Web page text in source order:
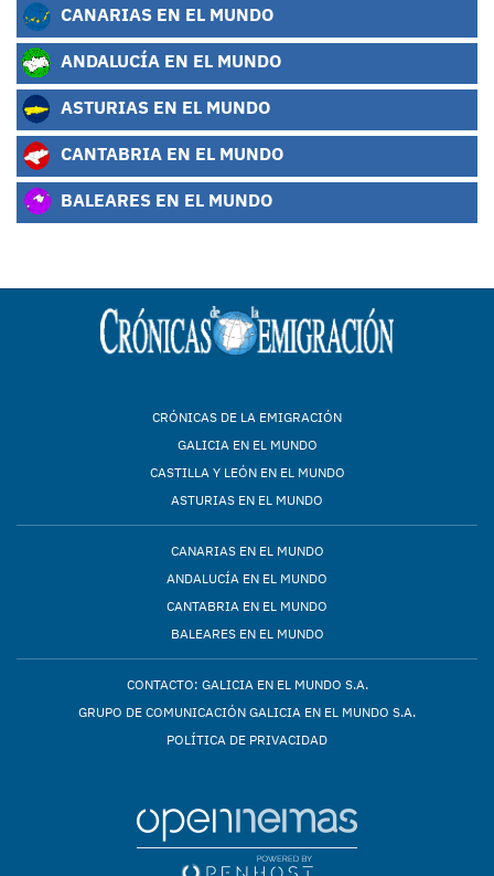
CANARIAS EN EL MUNDO
ANDALUCÍA EN EL MUNDO
ASTURIAS EN EL MUNDO
CANTABRIA EN EL MUNDO
BALEARES EN EL MUNDO
CRÓNICAS DE LA EMIGRACIÓN
GALICIA EN EL MUNDO
CASTILLA Y LEÓN EN EL MUNDO
ASTURIAS EN EL MUNDO
CANARIAS EN EL MUNDO
ANDALUCÍA EN EL MUNDO
CANTABRIA EN EL MUNDO
BALEARES EN EL MUNDO
CONTACTO: GALICIA EN EL MUNDO S.A.
GRUPO DE COMUNICACIÓN GALICIA EN EL MUNDO S.A.
POLÍTICA DE PRIVACIDAD